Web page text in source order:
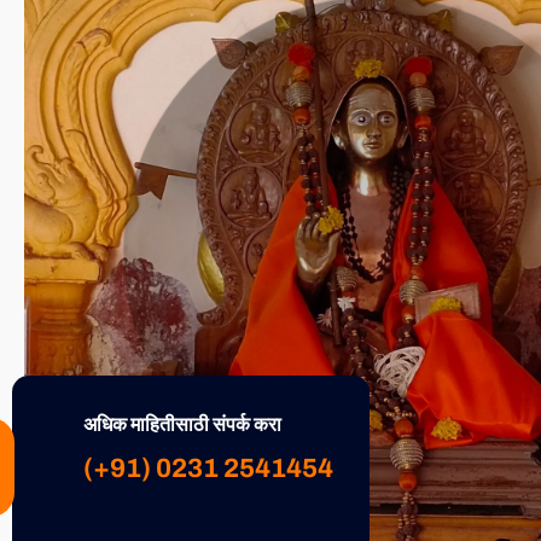
अधिक माहितीसाठी संपर्क करा
(+91) 0231 2541454